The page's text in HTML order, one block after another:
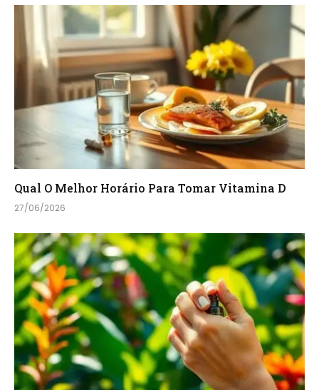
Qual O Melhor Horário Para Tomar Vitamina D
27/06/2026